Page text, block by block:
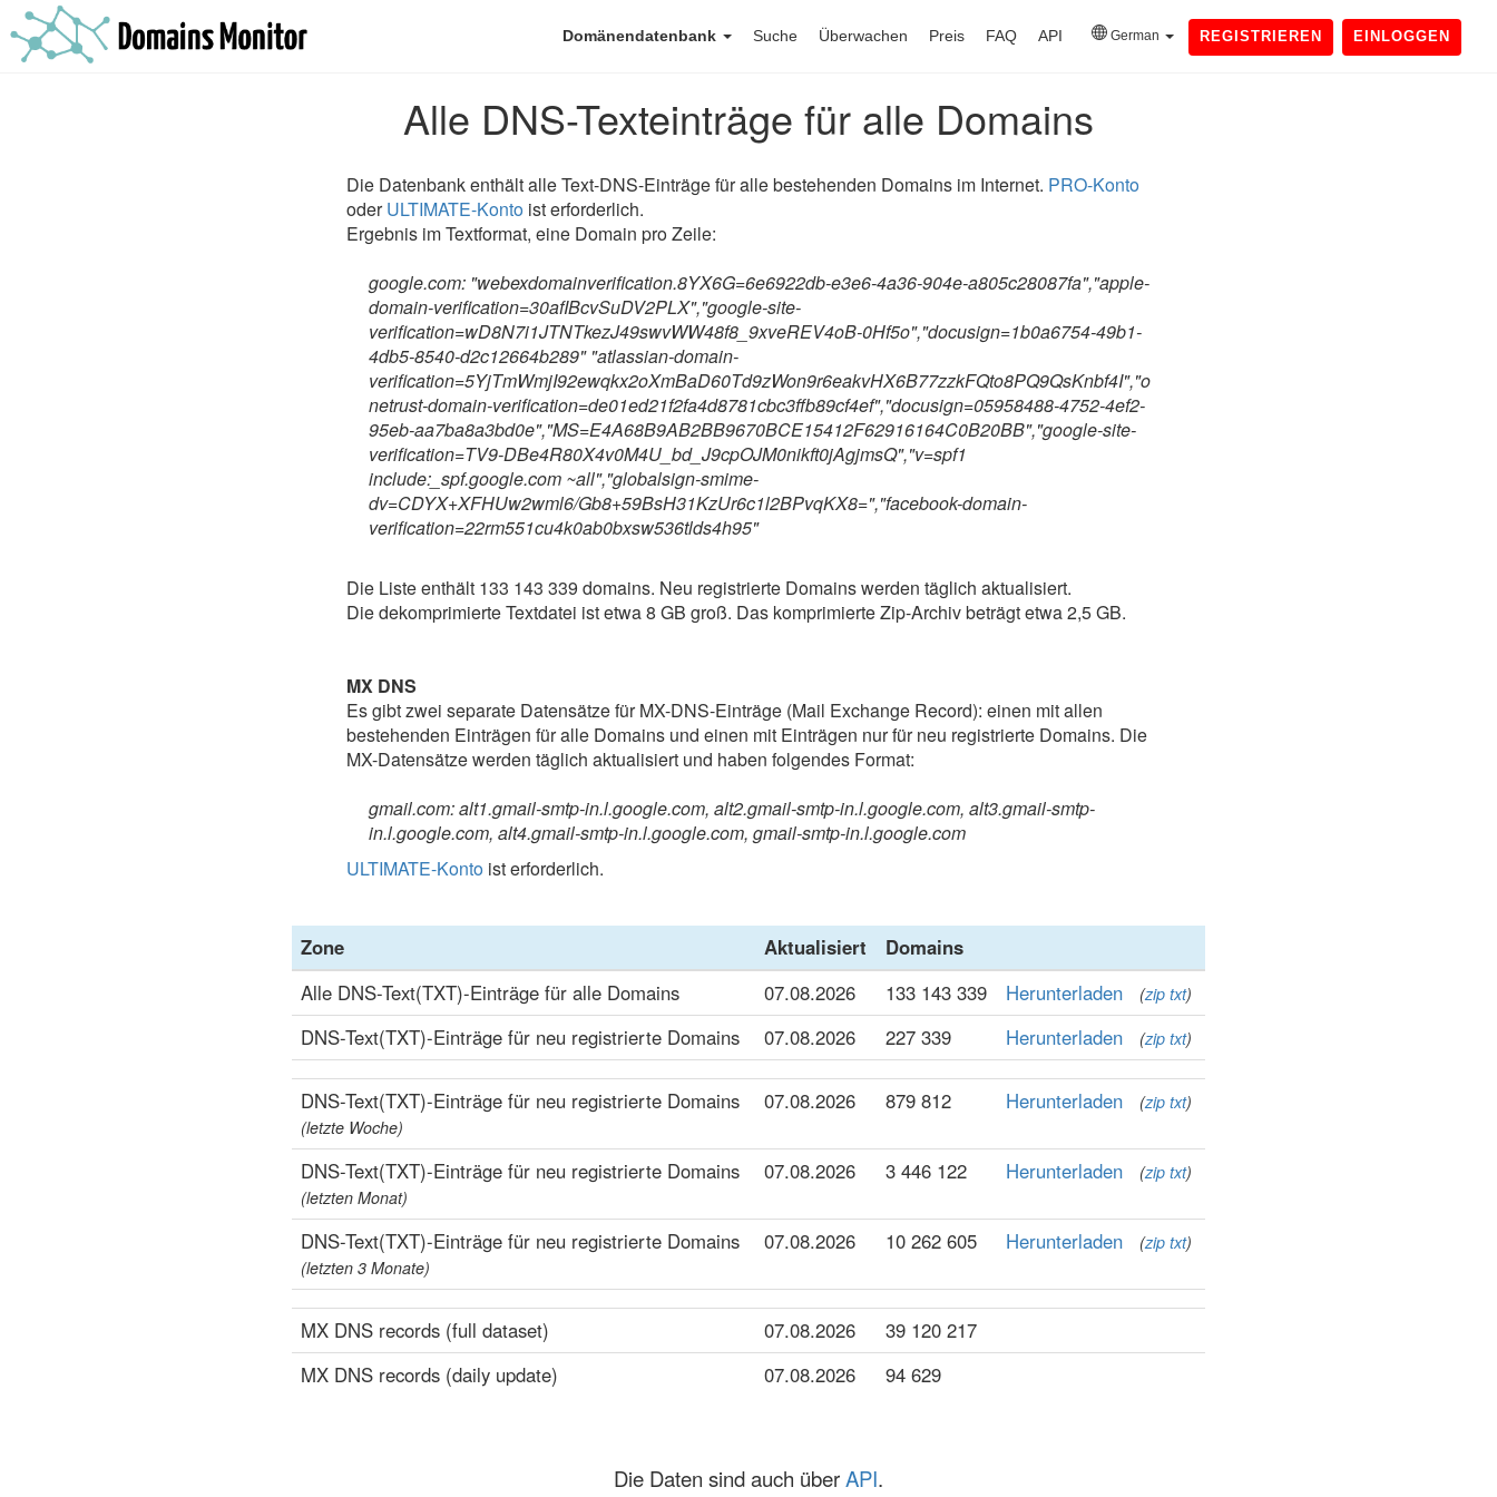
Domänendatenbank Suche Überwachen Preis FAQ API German REGISTRIEREN EINLOGGEN
Alle DNS-Texteinträge für alle Domains
Die Datenbank enthält alle Text-DNS-Einträge für alle bestehenden Domains im Internet. PRO-Konto
oderULTIMATE-Kontoist erforderlich.
Ergebnis im Textformat, eine Domain pro Zeile:
google.com: "webexdomainverification.8YX6G=6e6922db-e3e6-4a36-904e-a805c28087fa","apple-
domain-verification=30afIBcvSuDV2PLX","google-site-
verification=wD8N7i1JTNTkezJ49swvWW48f8_9xveREV4oB-0Hf5o","docusign=1b0a6754-49b1-
4db5-8540-d2c12664b289" "atlassian-domain-
verification=5YjTmWmjI92ewqkx2oXmBaD60Td9zWon9r6eakvHX6B77zzkFQto8PQ9QsKnbf4I","o
netrust-domain-verification=de01ed21f2fa4d8781cbc3ffb89cf4ef","docusign=05958488-4752-4ef2-
95eb-aa7ba8a3bd0e","MS=E4A68B9AB2BB9670BCE15412F62916164C0B20BB","google-site-
verification=TV9-DBe4R80X4v0M4U_bd_J9cpOJM0nikft0jAgjmsQ","v=spf1
include:_spf.google.com ~all","globalsign-smime-
dv=CDYX+XFHUw2wml6/Gb8+59BsH31KzUr6c1l2BPvqKX8=","facebook-domain-
verification=22rm551cu4k0ab0bxsw536tlds4h95"
Die Liste enthält 133 143 339 domains. Neu registrierte Domains werden täglich aktualisiert.
Die dekomprimierte Textdatei ist etwa 8 GB groß. Das komprimierte Zip-Archiv beträgt etwa 2,5 GB.
MX DNS
Es gibt zwei separate Datensätze für MX-DNS-Einträge (Mail Exchange Record): einen mit allen
bestehenden Einträgen für alle Domains und einen mit Einträgen nur für neu registrierte Domains. Die
MX-Datensätze werden täglich aktualisiert und haben folgendes Format:
gmail.com: alt1.gmail-smtp-in.l.google.com, alt2.gmail-smtp-in.l.google.com, alt3.gmail-smtp-
in.l.google.com, alt4.gmail-smtp-in.l.google.com, gmail-smtp-in.l.google.com
ULTIMATE-Kontoist erforderlich.
Zone Aktualisiert
Domains
Alle DNS-Text(TXT)-Einträge für alle Domains
07.08.2026 133 143 339 Herunterladen (zip txt)
DNS-Text(TXT)-Einträge für neu registrierte Domains 07.08.2026 227 339 Herunterladen (zip txt)
DNS-Text(TXT)-Einträge für neu registrierte Domains
(letzte Woche)
07.08.2026 879 812 Herunterladen (zip txt)
DNS-Text(TXT)-Einträge für neu registrierte Domains
(letzten Monat)
07.08.2026 3 446 122 Herunterladen (zip txt)
DNS-Text(TXT)-Einträge für neu registrierte Domains
(letzten 3 Monate)
07.08.2026 10 262 605 Herunterladen (zip txt)
MX DNS records (full dataset) 07.08.2026
39 120 217
MX DNS records (daily update)
07.08.2026 94 629
Die Daten sind auch überAPI.